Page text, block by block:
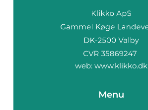
web: www.klikko.dk
Menu